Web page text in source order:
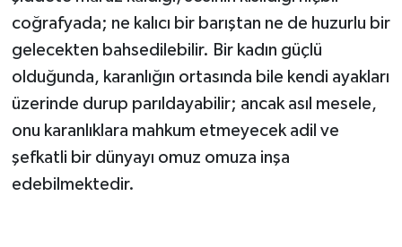
coğrafyada; ne kalıcı bir barıştan ne de huzurlu bir
gelecekten bahsedilebilir. Bir kadın güçlü
olduğunda, karanlığın ortasında bile kendi ayakları
üzerinde durup parıldayabilir; ancak asıl mesele,
onu karanlıklara mahkum etmeyecek adil ve
şefkatli bir dünyayı omuz omuza inşa
edebilmektedir.